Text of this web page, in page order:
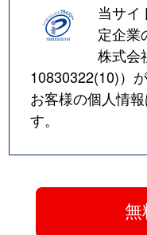
当サイ
定企業
株式会
10830322(10)）
お客様の個人情
す。